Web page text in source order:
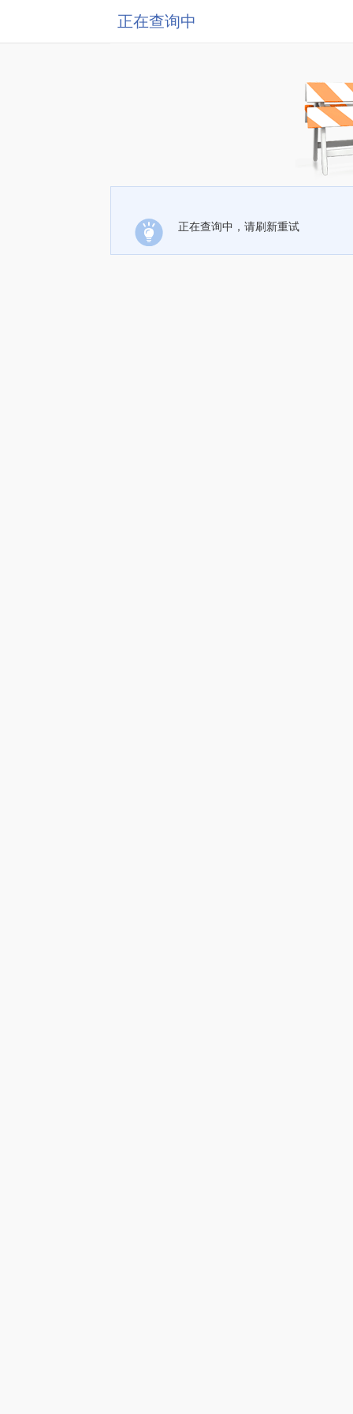
正在查询中
正在查询中，请刷新重试